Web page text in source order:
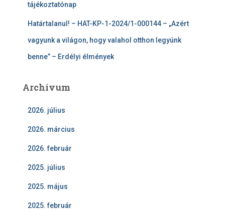
tájékoztatónap
Határtalanul! – HAT-KP-1-2024/1-000144 – „Azért
vagyunk a világon, hogy valahol otthon legyünk
benne” – Erdélyi élmények
Archívum
2026. július
2026. március
2026. február
2025. július
2025. május
2025. február